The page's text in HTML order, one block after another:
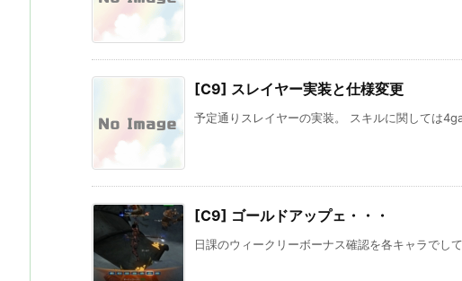
[C9] スレイヤー実装と仕様変更
予定通りスレイヤーの実装。 スキルに関しては
[C9] ゴールドアップェ・・・
日課のウィークリーボーナス確認を各キャラでし